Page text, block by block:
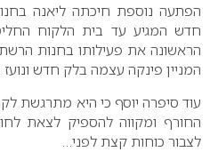
הפתעה נוספת חיכתה ליאנה
חדש המגיע עד בית הלקוח
הראשונה את פעילותו בחנות
המניין פינקה עצמה בלק חדש ונועז
עוד סיפרה יוסף כי היא מתרגשת
החורף ומקווה להספיק לצאת
לצבור כוחות קצת לפני…